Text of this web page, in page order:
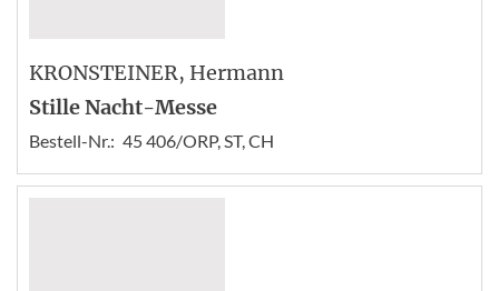
KRONSTEINER, Hermann
Stille Nacht-Messe
Bestell-Nr.: 45 406/ORP, ST, CH